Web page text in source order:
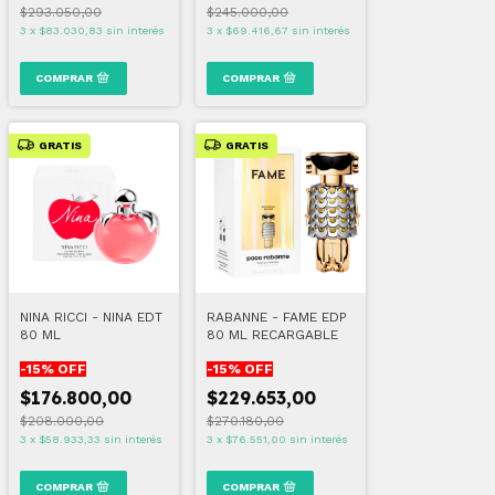
$293.050,00
3 x $83.030,83 sin interés
$245.000,00
3 x $69.416,67 sin interés
GRATIS
NINA RICCI - NINA EDT
80 ML
-15% OFF
$176.800,00
$208.000,00
3 x $58.933,33 sin interés
GRATIS
RABANNE - FAME EDP
80 ML RECARGABLE
-15% OFF
$229.653,00
$270.180,00
3 x $76.551,00 sin interés